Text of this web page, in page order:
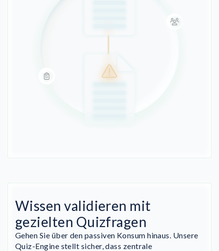
Wissen validieren mit
gezielten Quizfragen
Gehen Sie über den passiven Konsum hinaus. Unsere
Quiz-Engine stellt sicher, dass zentrale